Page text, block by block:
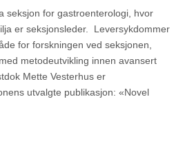
seksjon for gastroenterologi, hvor
er seksjonsleder. Leversykdommer
for forskningen ved seksjonen,
metodeutvikling innen avansert
Mette Vesterhus er
utvalgte publikasjon: «Novel